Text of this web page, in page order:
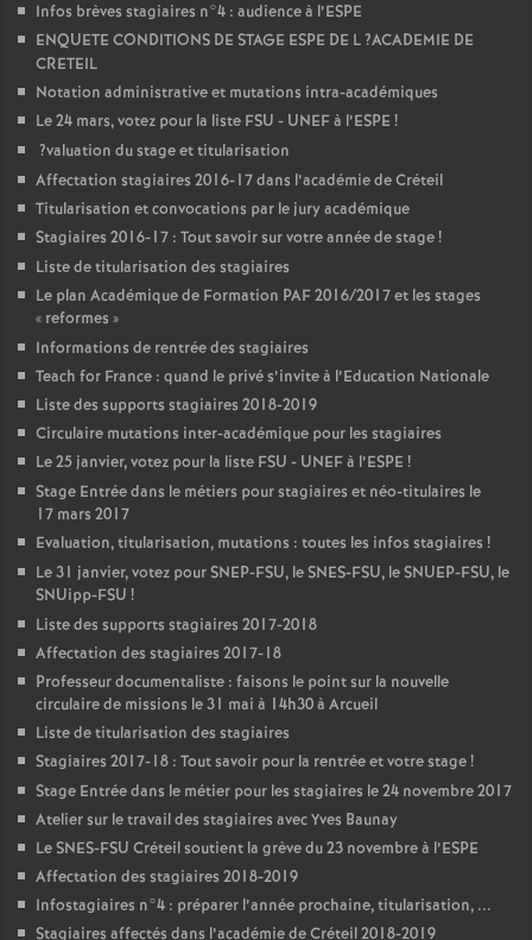
Infos brèves stagiaires n°4 : audience à l’ESPE
ENQUETE CONDITIONS DE STAGE ESPE DE L?ACADEMIE DE
CRETEIL
Notation administrative et mutations intra-académiques
Le 24 mars, votez pour la liste FSU - UNEFà l’ESPE !
?valuation du stage et titularisation
Affectation stagiaires 2016-17 dans l’académie de Créteil
Titularisation et convocations par le jury académique
Stagiaires 2016-17 : Tout savoir sur votre année de stage!
Liste de titularisation des stagiaires
Le plan Académique de Formation PAF2016/2017 et les stages
« reformes »
Informations de rentrée des stagiaires
Teach for France : quand le privé s’invite à l’Education Nationale
Liste des supports stagiaires 2018-2019
Circulaire mutations inter-académique pour les stagiaires
Le 25 janvier, votez pour la liste FSU - UNEFà l’ESPE !
Stage Entrée dans le métiers pour stagiaires et néo-titulaires le
17 mars 2017
Evaluation, titularisation, mutations : toutes les infos stagiaires !
Le 31 janvier, votez pourSNEP-FSU, leSNES-FSU, leSNUEP-FSU, le
SNUipp-FSU !
Liste des supports stagiaires 2017-2018
Affectation des stagiaires 2017-18
Professeur documentaliste : faisons le point sur la nouvelle
circulaire de missions le 31 mai à 14h30 à Arcueil
Liste de titularisation des stagiaires
Stagiaires 2017-18 : Tout savoir pour la rentrée et votre stage!
Stage Entrée dans le métier pour les stagiaires le 24 novembre 2017
Atelier sur le travail des stagiaires avec Yves Baunay
LeSNES-FSU Créteil soutient la grève du 23 novembre à l’ESPE
Affectation des stagiaires 2018-2019
Infostagiaires n°4 : préparer l’année prochaine, titularisation, ...
Stagiaires affectés dans l’académie de Créteil 2018-2019